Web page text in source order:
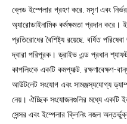
ব্লেড ইম্পেলার গ্রহণ করে, মসৃণ এবং
অ্যারোডাইনামিক কর্মক্ষমতা প্রদান করে।
প্রতিরোধের বৈশিষ্ট্য রয়েছে, বর্ধিত
দ্বারা পরিপূরক। ড্রাইভ এন্ড প্রধান
কাপলিংকে একটি কমপ্যাক্ট, রক্ষণাবেক্ষণ-
আউটলেট সংযোগ এবং সামঞ্জস্যযোগ্য
নেয়। ঐচ্ছিক সংযোজনগুলির মধ্যে একটি
সেন্সর এবং ইম্পেলার ক্লিনিং নজল